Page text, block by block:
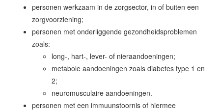
personen werkzaam in de zorgsector, in of buiten een
zorgvoorziening;
personen met onderliggende gezondheidsproblemen
zoals:
long-, hart-, lever- of nieraandoeningen;
metabole aandoeningen zoals diabetes type 1 en
2;
neuromusculaire aandoeningen.
personen met een immuunstoornis of hiermee